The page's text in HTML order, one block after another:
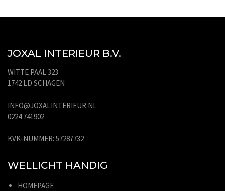
JOXAL INTERIEUR B.V.
WITTE PAAL 323
1742 LD SCHAGEN
INFO@JOXALINTERIEUR.NL
0224 741902
KVK-NUMMER: 57287732
WELLICHT HANDIG
HOMEPAGE